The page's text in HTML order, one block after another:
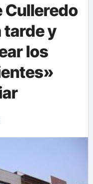
Culleredo
tarde y
los